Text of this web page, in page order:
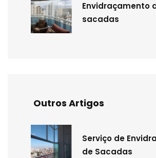
Envidraçamento
sacadas
Outros Artigos
Serviço de
de Sacadas